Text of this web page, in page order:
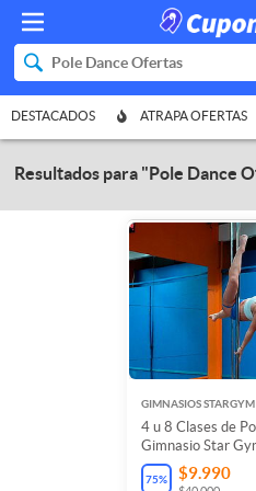
DESTACADOS ATRAPA OFERTAS
Resultados para "Pole Dance
GIMNASIOS STARGYM
4 u 8 Clases de
Gimnasio Star
75% $9.990